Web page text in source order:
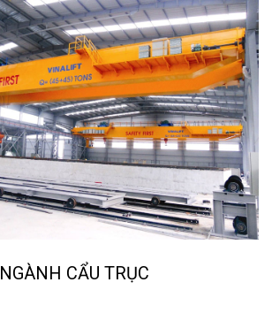
NGÀNH CẨU TRỤC